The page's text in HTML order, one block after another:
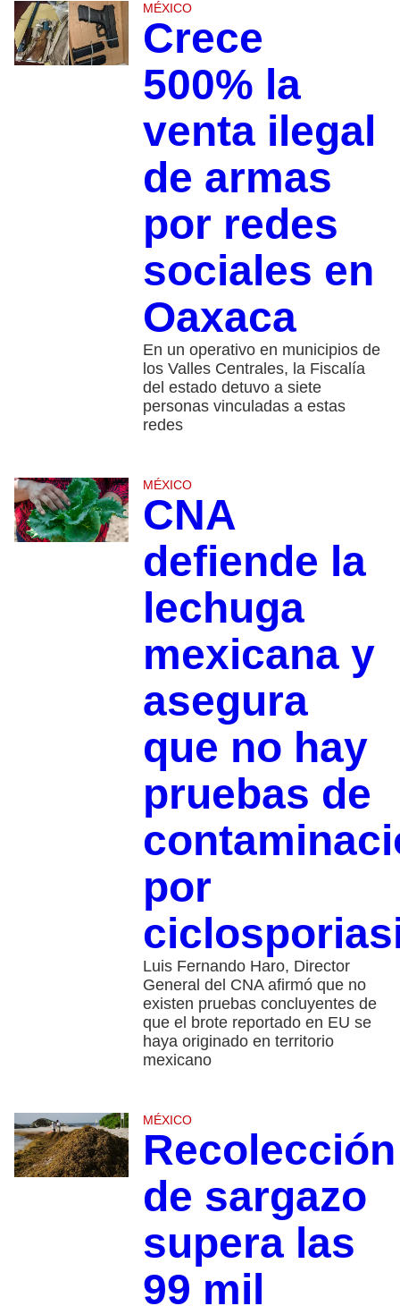
MÉXICO
Crece
500% la
venta ilegal
de armas
por redes
sociales en
Oaxaca
En un operativo en municipios de
los Valles Centrales, la Fiscalía
del estado detuvo a siete
personas vinculadas a estas
redes
MÉXICO
CNA
defiende la
lechuga
mexicana y
asegura
que no hay
pruebas de
por
Luis Fernando Haro, Director
General del CNA afirmó que no
existen pruebas concluyentes de
que el brote reportado en EU se
haya originado en territorio
mexicano
MÉXICO
Recolección
de sargazo
supera las
99 mil